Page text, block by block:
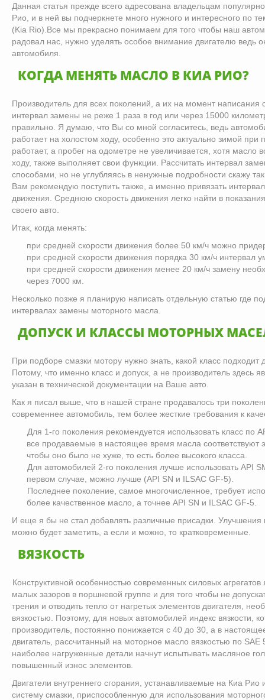
Данная статья прежде всего адресована владельцам
Рио, и в ней вы подчеркнете много нужного и интересного по
(Kia Rio).Все мы прекрасно понимаем для того чтобы наш
радовал нас, нужно уделять особое внимание двигателю ведь
автомобиля.
КОГДА МЕНЯТЬ МАСЛО В КИА РИО?
Производитель для всех поколений, а их на момент написания
интервал замены не реже 1 раза в год или через 15000
правильно. Я думаю, что Вы со мной согласитесь, ведь
работает на холостом ходу, особенно это актуально зимой при
работает, а пробег на одометре не увеличивается, хотя масло
ходу, также выполняет свои функции. Рассчитать интервал
способами, но не углубляясь в ненужные подробности скажу
Вам рекомендую поступить также, а именно привязать
движения. Среднюю скорость движения легко найти в
своего авто.
Итак, когда менять:
при средней скорости движения более 50 км/ч можно
при средней скорости движения порядка 30 км/ч интервал
при средней скорости движения менее 20 км/ч замену
через 7000 км.
Несколько позже я планирую написать отдельную статью где
интервалах замены моторного масла.
ДОПУСК И КЛАССЫ МОТОРНЫХ
При подборе смазки мотору нужно знать, какой класс подходит
Потому, что именно класс и допуск, а не производитель здесь
указан в технической документации на Ваше авто.
Как я писал выше, что в нашей стране продавалось три
современнее автомобиль, тем более жесткие требования к
Для 1-го поколения рекомендуется использовать класс по
все продаваемые в настоящее время масла соответствуют
чтобы оно было не хуже, то есть более высокого класса.
Для автомобилей 2-го поколения лучше использовать API
первом случае, можно лучше (API SN и ILSAC GF-5).
Последнее поколение, самое многочисленное, требует
более качественное масло, а точнее API SN и ILSAC GF-5.
И еще я бы не стал добавлять различные присадки. Улучшения
можно будет заметить, а если и можно, то кратковременные.
ВЯЗКОСТЬ
Конструктивной особенностью современных силовых
малых зазоров в поршневой группе и для того чтобы не
трения и отводить тепло от нагретых элементов двигателя,
вязкостью. Поэтому, для новых автомобилей индекс вязкости,
производитель, постоянно понижается с 40 до 30, а в
двигатель, рассчитанный на моторное масло вязкостью по SAE
наиболее нагруженные детали начнут испытывать масляное
повышенный износ элементов.
Двигатели внутреннего сгорания, устанавливаемые на Киа
систему смазки, приспособленную для использования